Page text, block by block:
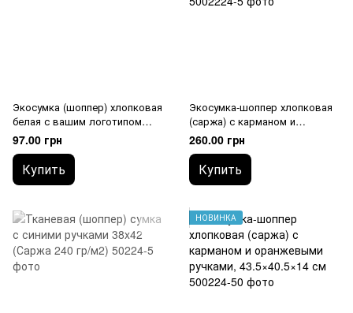
Экосумка (шоппер) хлопковая
белая с вашим логотипом
(Саржа 235 гр/м2)
97.00 грн
Купить
Экосумка-шоппер хлопковая
(саржа) с карманом и
черными ручками,
43,5х40,5х14 см
260.00 грн
Купить
НОВИНКА